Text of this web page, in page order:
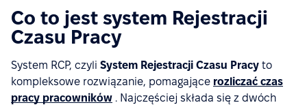
Co to jest system Rejestracji
Czasu Pracy
System RCP, czyli System Rejestracji Czasu Pracy to
kompleksowe rozwiązanie, pomagające rozliczać czas
pracy pracowników . Najczęściej składa się z dwóch